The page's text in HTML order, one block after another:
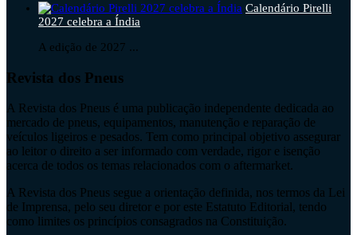
Calendário Pirelli
2027 celebra a Índia
A edição de 2027 ...
Revista dos Pneus
A Revista dos Pneus é uma publicação independente dedicada ao
mercado de pneus, equipamentos, manutenção e reparação de
veículos ligeiros e pesados. Tem como principal objetivo assegurar
ao leitor o direito a ser informado com verdade, rigor e isenção
acerca de todos os temas relacionados com o aftermarket.
A Revista dos Pneus segue a orientação definida, nos termos da Lei
de Imprensa, pelo seu diretor e por este Estatuto Editorial, tendo
como limites os princípios consagrados na Constituição.